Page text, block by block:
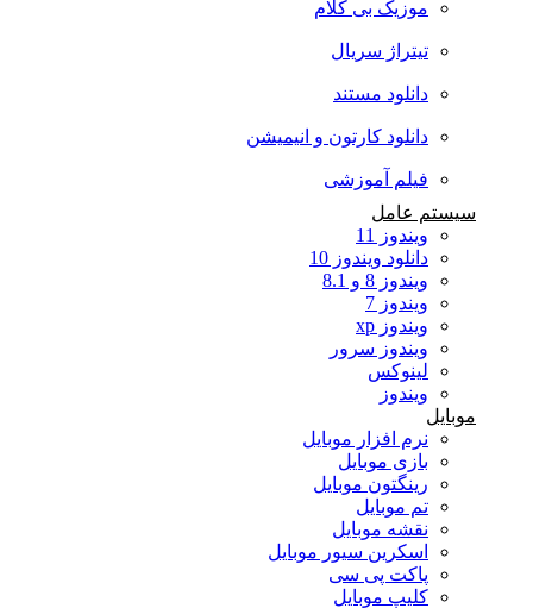
موزیک بی کلام
تیتراژ سریال
دانلود مستند
دانلود کارتون و انیمیشن
فیلم آموزشی
سیستم عامل
ویندوز 11
دانلود ویندوز 10
ویندوز 8 و 8.1
ویندوز 7
ویندوز xp
ویندوز سرور
لینوکس
ویندوز
موبایل
نرم افزار موبایل
بازی موبایل
رینگتون موبایل
تم موبایل
نقشه موبایل
اسکرین سیور موبایل
پاکت پی سی
کلیپ موبایل